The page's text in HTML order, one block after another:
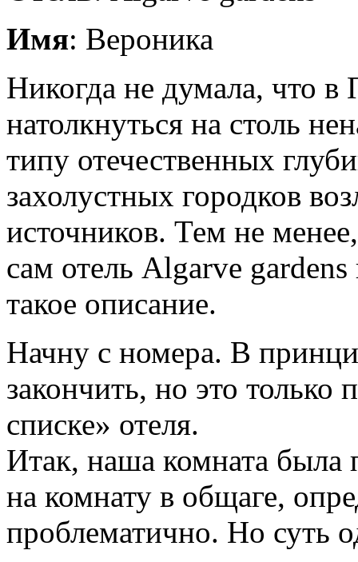
Имя: Вероника
Никогда не думала, что
натолкнуться на столь
типу отечественных
захолустных городков
источников. Тем не
сам отель Algarve
такое описание.
Начну с номера. В
закончить, но это
списке» отеля.
Итак, наша комната была
на комнату в общаге,
проблематично. Но суть